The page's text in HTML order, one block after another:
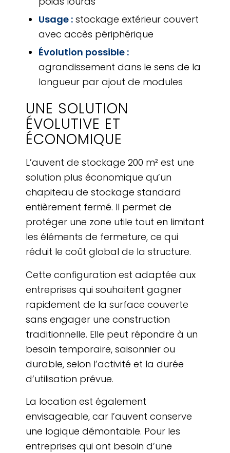
Usage : stockage extérieur couvert
avec accès périphérique
Évolution possible :
agrandissement dans le sens de la
longueur par ajout de modules
UNE SOLUTION
ÉVOLUTIVE ET
ÉCONOMIQUE
L’auvent de stockage 200 m² est une
solution plus économique qu’un
chapiteau de stockage standard
entièrement fermé. Il permet de
protéger une zone utile tout en limitant
les éléments de fermeture, ce qui
réduit le coût global de la structure.
Cette configuration est adaptée aux
entreprises qui souhaitent gagner
rapidement de la surface couverte
sans engager une construction
traditionnelle. Elle peut répondre à un
besoin temporaire, saisonnier ou
durable, selon l’activité et la durée
d’utilisation prévue.
La location est également
envisageable, car l’auvent conserve
une logique démontable. Pour les
entreprises qui ont besoin d’une